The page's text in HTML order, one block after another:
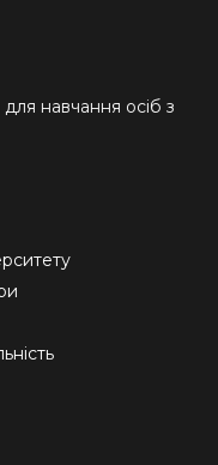
навчання осіб з